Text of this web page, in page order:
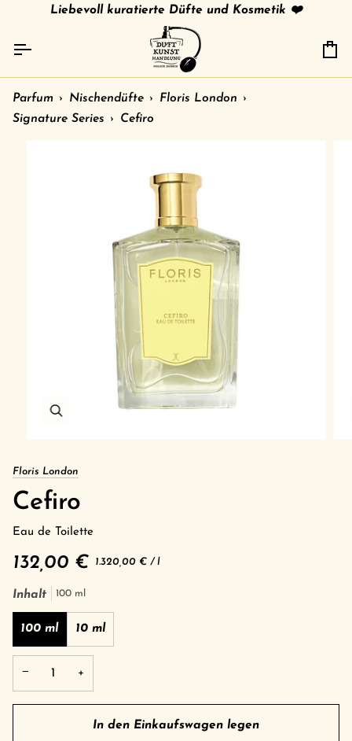
Inhalt
Liebevoll kuratierte Düfte und Kosmetik ❤️
gratis Versand in 🇩🇪 ab 79 € /shipment to other
Parfum › Nischendüfte › Floris London ›
Signature Series › Cefiro
Floris London
Cefiro
Eau de Toilette
132,00 € Grundpreis
1.320,00 € /pro
l
Inhalt 100 ml
100 ml 10 ml
− +
In den Einkaufswagen legen